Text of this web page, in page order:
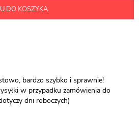
DO KOSZYKA
bardzo szybko i sprawnie!
w przypadku zamówienia do
dni roboczych)